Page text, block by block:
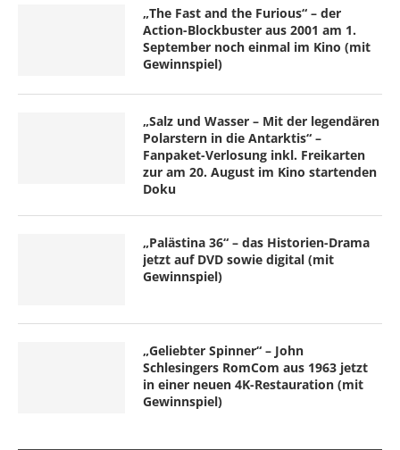
„The Fast and the Furious“ – der
Action-Blockbuster aus 2001 am 1.
September noch einmal im Kino (mit
Gewinnspiel)
„Salz und Wasser – Mit der legendären
Polarstern in die Antarktis“ –
Fanpaket-Verlosung inkl. Freikarten
zur am 20. August im Kino startenden
Doku
„Palästina 36“ – das Historien-Drama
jetzt auf DVD sowie digital (mit
Gewinnspiel)
„Geliebter Spinner“ – John
Schlesingers RomCom aus 1963 jetzt
in einer neuen 4K-Restauration (mit
Gewinnspiel)